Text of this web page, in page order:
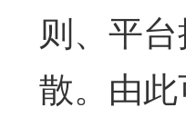
则、平
散。由